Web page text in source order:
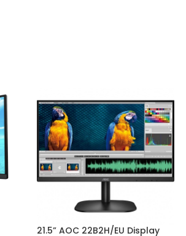
21.5” AOC 22B2H/EU Display